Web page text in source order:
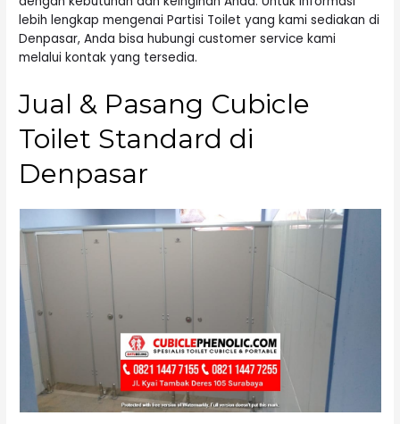
lebih lengkap mengenai Partisi Toilet yang kami sediakan di
Denpasar, Anda bisa hubungi customer service kami
melalui kontak yang tersedia.
Jual & Pasang Cubicle
Toilet Standard di
Denpasar